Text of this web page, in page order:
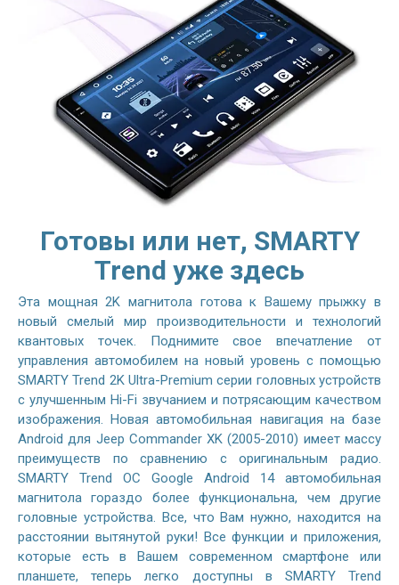
Готовы или нет, SMARTY
Trend уже здесь
Эта мощная 2K магнитола готова к Вашему прыжку в
новый смелый мир производительности и технологий
квантовых точек. Поднимите свое впечатление от
управления автомобилем на новый уровень с помощью
SMARTY Trend 2K Ultra-Premium серии головных устройств
с улучшенным Hi-Fi звучанием и потрясающим качеством
изображения. Новая автомобильная навигация на базе
Android для Jeep Commander XK (2005-2010) имеет массу
преимуществ по сравнению с оригинальным радио.
SMARTY Trend ОС Google Android 14 автомобильная
магнитола гораздо более функциональна, чем другие
головные устройства. Все, что Вам нужно, находится на
расстоянии вытянутой руки! Все функции и приложения,
которые есть в Вашем современном смартфоне или
планшете, теперь легко доступны в SMARTY Trend